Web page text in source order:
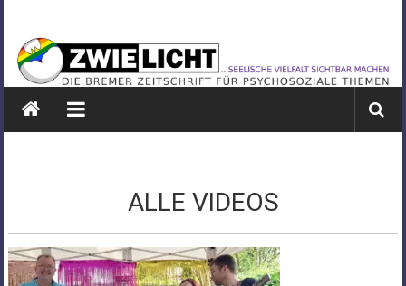
springen
ZWIELICHT
BREMEN
DIE
ALLE VIDEOS